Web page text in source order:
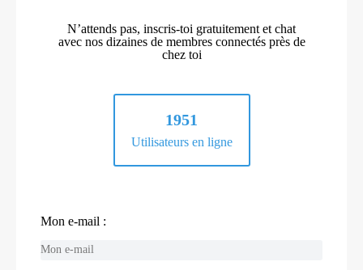
N’attends pas, inscris-toi gratuitement et chat
avec nos dizaines de membres connectés près de
chez toi
1951
Utilisateurs en ligne
Mon e-mail :